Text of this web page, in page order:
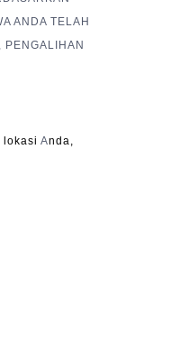
ANDA TELAH
lokasi Anda,